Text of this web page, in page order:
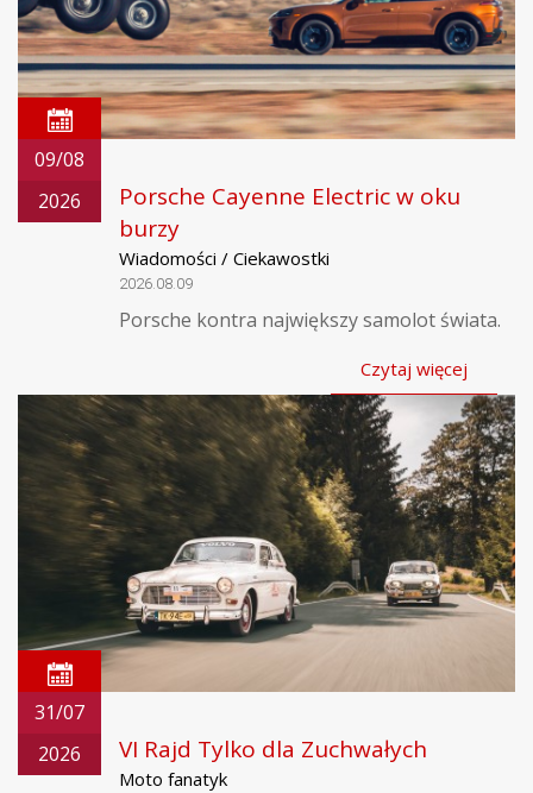
09/08
2026
Porsche Cayenne Electric w oku
burzy
Wiadomości / Ciekawostki
2026.08.09
Porsche kontra największy samolot świata.
Czytaj więcej
31/07
2026
VI Rajd Tylko dla Zuchwałych
Moto fanatyk